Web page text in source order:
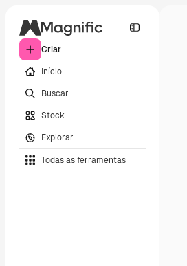
Criar
Início
Buscar
Stock
Explorar
Todas as ferramentas